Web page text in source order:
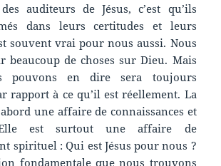
auditeurs de Jésus, c’est qu’ils
dans leurs certitudes et leurs
souvent vrai pour nous aussi. Nous
beaucoup de choses sur Dieu. Mais
pouvons en dire sera toujours
rapport à ce qu’il est réellement. La
une affaire de connaissances et
est surtout une affaire de
spirituel : Qui est Jésus pour nous ?
fondamentale que nous trouvons